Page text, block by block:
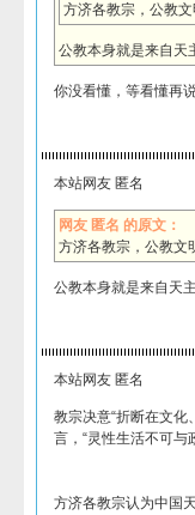
方济各教宗，公教文
公教本身就是来自天
你没看懂，等看懂再
本站网友 匿名
网友 匿名 的原文：
方济各教宗，公教文
公教本身就是来自天
本站网友 匿名
教宗决意“折断在文化
言，“灵性生活不可与
方济各教宗认为中国